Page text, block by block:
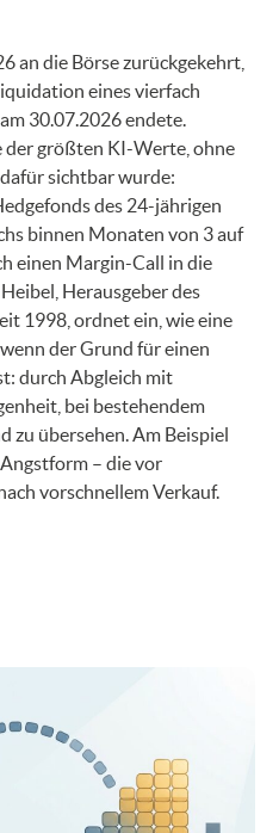
an die Börse zurückgekehrt,
eines vierfach
30.07.2026 endete.
der größten KI-Werte, ohne
sichtbar wurde:
des 24-jährigen
binnen Monaten von 3 auf
einen Margin-Call in die
Herausgeber des
1998, ordnet ein, wie eine
der Grund für einen
durch Abgleich mit
bei bestehendem
zu übersehen. Am Beispiel
– die vor
vorschnellem Verkauf.